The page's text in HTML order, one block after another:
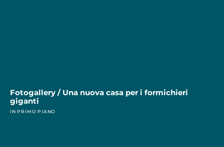
Fotogallery / Una nuova casa per i formichieri
giganti
IN PRIMO PIANO